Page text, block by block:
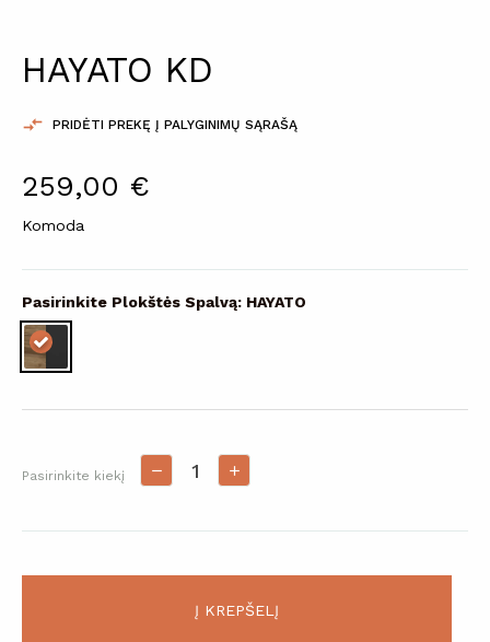
HAYATO KD
 PRIDĖTI PREKĘ Į PALYGINIMŲ SĄRAŠĄ
259,00 €
Komoda
Pasirinkite Plokštės Spalvą: HAYATO
Pasirinkite kiekį
Į KREPŠELĮ